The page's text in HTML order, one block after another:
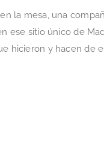
la mesa, una
ese sitio único de
hicieron y hacen de